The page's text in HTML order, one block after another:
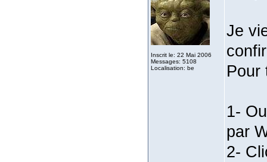
Inscrit le: 22 Mai 2006
Messages: 5108
Localisation: be
Je
Pour
1-
par
2-